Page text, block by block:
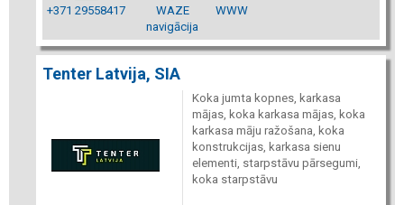
+371 29558417
WAZE
navigācija
WWW
Tenter Latvija, SIA
Koka jumta kopnes, karkasa
mājas, koka karkasa mājas, koka
karkasa māju ražošana, koka
konstrukcijas, karkasa sienu
elementi, starpstāvu pārsegumi,
koka starpstāvu